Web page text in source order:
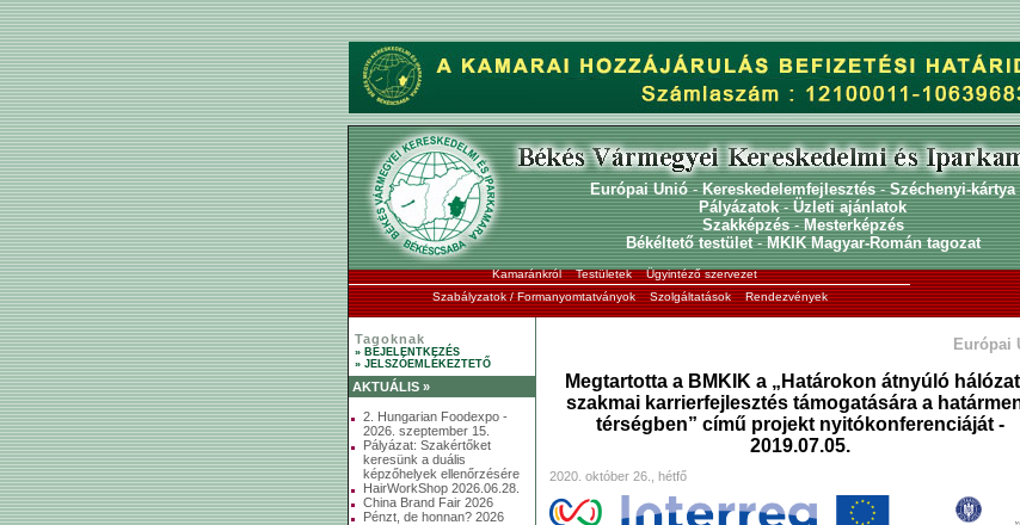
Európai Unió-Kereskedelemfejlesztés-Széchenyi-kártya
Pályázatok-Üzleti ajánlatok
Szakképzés-Mesterképzés
Békéltető testület-MKIK Magyar-Román tagozat
Kamaránkról Testületek
Ügyintéző szervezet
Szabályzatok / Formanyomtatványok
Szolgáltatások Rendezvények
Tagoknak
» BEJELENTKEZÉS
» JELSZÓEMLÉKEZTETŐ
AKTUÁLIS »
2. Hungarian Foodexpo -
2026. szeptember 15.
Pályázat: Szakértőket
keresünk a duális
képzőhelyek ellenőrzésére
HairWorkShop 2026.06.28.
China Brand Fair 2026
Pénzt, de honnan? 2026
Európai
Megtartotta a BMKIK a „Határokon átnyúló
szakmai karrierfejlesztés támogatására a
térségben” című projekt nyitókonferenciáját -
2019.07.05.
2020. október 26., hétfő